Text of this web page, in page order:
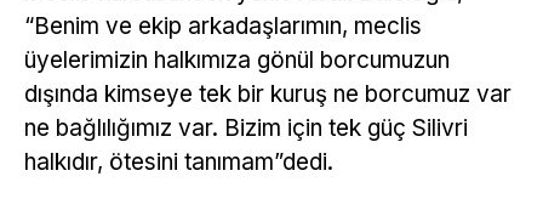
“Benim ve ekip arkadaşlarımın, meclis
üyelerimizin halkımıza gönül borcumuzun
dışında kimseye tek bir kuruş ne borcumuz var
ne bağlılığımız var. Bizim için tek güç Silivri
halkıdır, ötesini tanımam”dedi.